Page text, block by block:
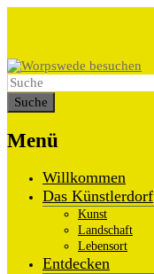
Menü
Willkommen
Das Künstlerdorf
Kunst
Landschaft
Lebensort
Entdecken